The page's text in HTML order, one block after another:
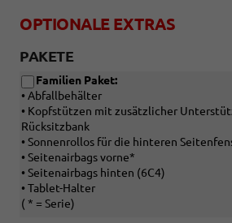
OPTIONALE EXTRAS
PAKETE
Familien Paket:
• Abfallbehälter
• Kopfstützen mit zusätzlicher
Rücksitzbank
• Sonnenrollos für die hinteren
• Seitenairbags vorne*
• Seitenairbags hinten (6C4)
• Tablet-Halter
( * = Serie)